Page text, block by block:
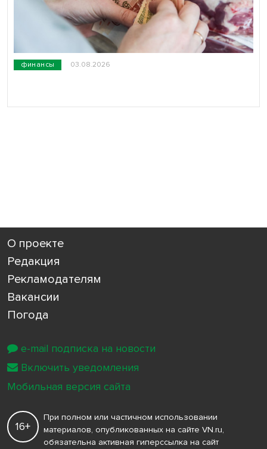
финансы 03.08.2026
О проекте
Редакция
Рекламодателям
Вакансии
Погода
16+
При полном или частичном использовании
материалов, опубликованных на сайте VN.ru,
обязательна активная гиперссылка на сайт
e-mail подписка на новости
Включить уведомления
Мобильная версия сайта